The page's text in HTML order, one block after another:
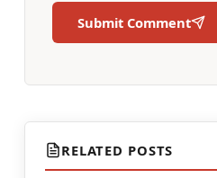
Submit Comment
RELATED POSTS